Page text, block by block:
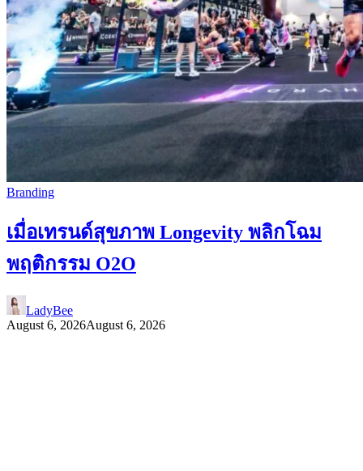
Branding
เมื่อเทรนด์สุขภาพ Longevity พลิกโฉม
พฤติกรรม O2O
LadyBee
August 6, 2026August 6, 2026